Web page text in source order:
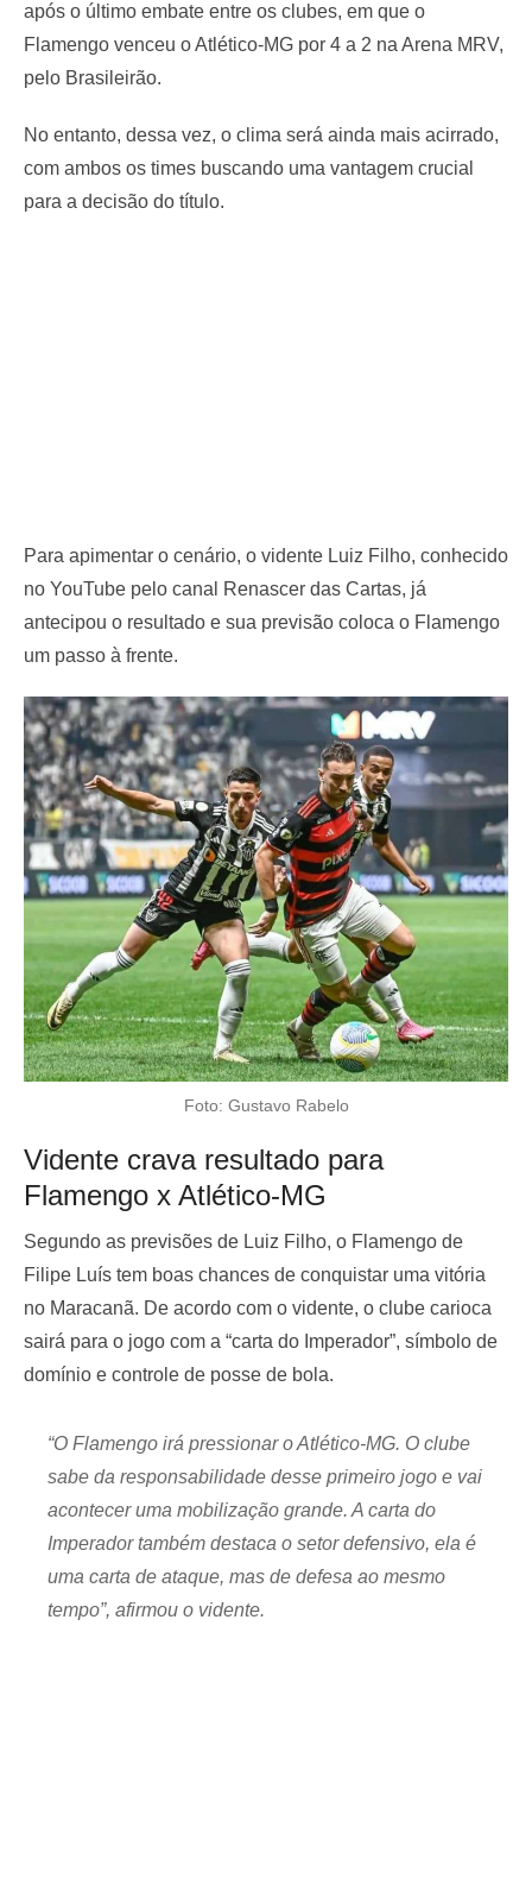
após o último embate entre os clubes, em que o
Flamengo venceu o Atlético-MG por 4 a 2 na Arena MRV,
pelo Brasileirão.
No entanto, dessa vez, o clima será ainda mais acirrado,
com ambos os times buscando uma vantagem crucial
para a decisão do título.
Para apimentar o cenário, o vidente Luiz Filho, conhecido
no YouTube pelo canal Renascer das Cartas, já
antecipou o resultado e sua previsão coloca o Flamengo
um passo à frente.
Foto: Gustavo Rabelo
Vidente crava resultado para
Flamengo x Atlético-MG
Segundo as previsões de Luiz Filho, o Flamengo de
Filipe Luís tem boas chances de conquistar uma vitória
no Maracanã. De acordo com o vidente, o clube carioca
sairá para o jogo com a “carta do Imperador”, símbolo de
domínio e controle de posse de bola.
“O Flamengo irá pressionar o Atlético-MG. O clube
sabe da responsabilidade desse primeiro jogo e vai
acontecer uma mobilização grande. A carta do
Imperador também destaca o setor defensivo, ela é
uma carta de ataque, mas de defesa ao mesmo
tempo”, afirmou o vidente.